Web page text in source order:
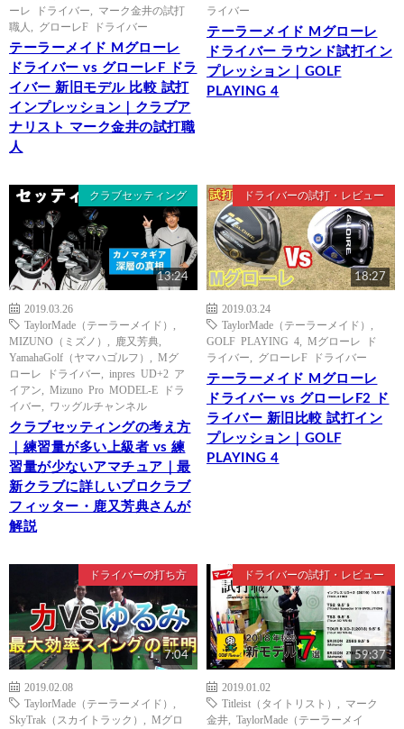
ーレ ドライバー
マーク金井の試打
職人
グローレF ドライバー
テーラーメイド Mグローレ
ドライバー vs グローレF ドラ
イバー 新旧モデル 比較 試打
インプレッション｜クラブア
ナリスト マーク金井の試打職
人
ライバー
テーラーメイド Mグローレ
ドライバー ラウンド試打イン
プレッション｜GOLF
PLAYING 4
クラブセッティング
13:24
2019.03.26
TaylorMade（テーラーメイド）
MIZUNO（ミズノ）
鹿又芳典
YamahaGolf（ヤマハゴルフ）
Mグ
ローレ ドライバー
inpres UD+2 ア
イアン
Mizuno Pro MODEL-E ドラ
イバー
ワッグルチャンネル
クラブセッティングの考え方
｜練習量が多い上級者 vs 練
習量が少ないアマチュア｜最
新クラブに詳しいプロクラブ
フィッター・鹿又芳典さんが
解説
ドライバーの試打・レビュー
18:27
2019.03.24
TaylorMade（テーラーメイド）
GOLF PLAYING 4
Mグローレ ド
ライバー
グローレF ドライバー
テーラーメイド Mグローレ
ドライバー vs グローレF2 ド
ライバー 新旧比較 試打イン
プレッション｜GOLF
PLAYING 4
ドライバーの打ち方
7:04
2019.02.08
TaylorMade（テーラーメイド）
SkyTrak（スカイトラック）
Mグロ
ドライバーの試打・レビュー
59:37
2019.01.02
Titleist（タイトリスト）
マーク
金井
TaylorMade（テーラーメイ